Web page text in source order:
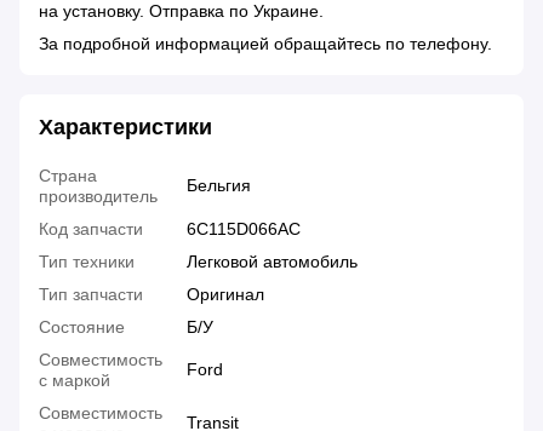
на установку. Отправка по Украине.
За подробной информацией обращайтесь по телефону.
Характеристики
Страна
производитель
Бельгия
Код запчасти
6C115D066AC
Тип техники
Легковой автомобиль
Тип запчасти
Оригинал
Состояние
Б/У
Совместимость
с маркой
Ford
Совместимость
Transit